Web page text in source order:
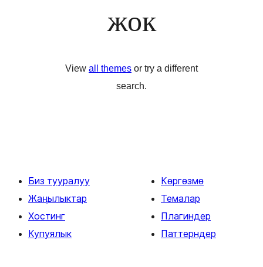
жок
View all themes or try a different
search.
Биз тууралуу
Жаңылыктар
Хостинг
Купуялык
Көргөзмө
Темалар
Плагиндер
Паттерндер